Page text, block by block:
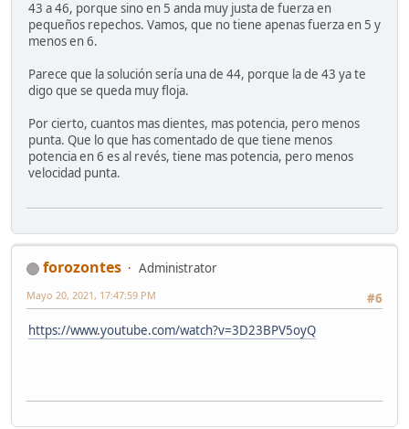
43 a 46, porque sino en 5 anda muy justa de fuerza en
pequeños repechos. Vamos, que no tiene apenas fuerza en 5 y
menos en 6.
Parece que la solución sería una de 44, porque la de 43 ya te
digo que se queda muy floja.
Por cierto, cuantos mas dientes, mas potencia, pero menos
punta. Que lo que has comentado de que tiene menos
potencia en 6 es al revés, tiene mas potencia, pero menos
velocidad punta.
forozontes
Administrator
#6
Mayo 20, 2021, 17:47:59 PM
https://www.youtube.com/watch?v=3D23BPV5oyQ